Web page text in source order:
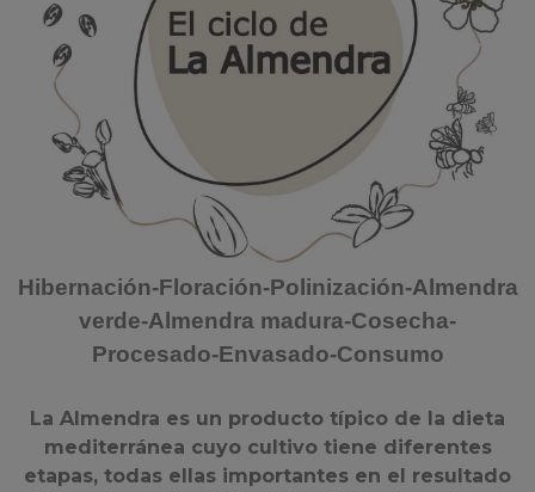
Hibernación-Floración-Polinización-Almendra
verde-Almendra madura-Cosecha-
Procesado-Envasado-Consumo
La Almendra es un producto típico de la dieta
mediterránea cuyo cultivo tiene diferentes
etapas, todas ellas importantes en el resultado